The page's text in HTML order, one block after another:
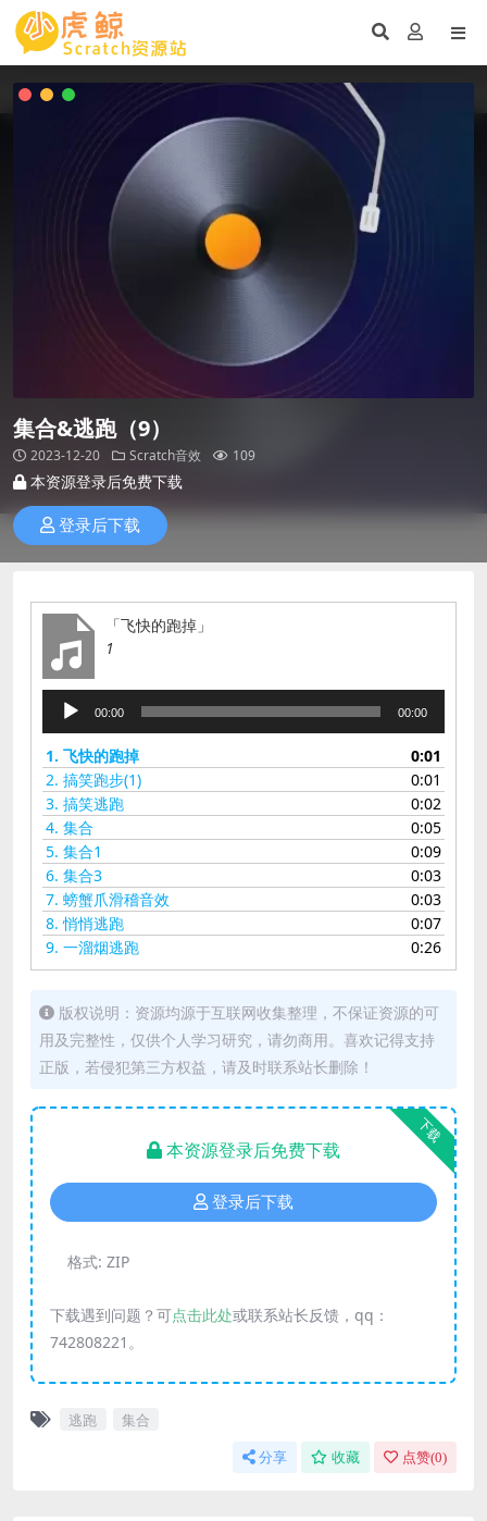
集合&逃跑（9）
2023-12-20 Scratch音效 109
本资源登录后免费下载
登录后下载
「飞快的跑掉」
1
播
放
器
00:00 00:00
1. 飞快的跑掉
0:01
2. 搞笑跑步(1)
0:01
3. 搞笑逃跑
0:02
4. 集合
0:05
5. 集合1
0:09
6. 集合3
0:03
7. 螃蟹爪滑稽音效
0:03
8.悄悄逃跑
0:07
9. 一溜烟逃跑 0:26
版权说明：资源均源于互联网收集整理，不保证资源的可
用及完整性，仅供个人学习研究，请勿商用。喜欢记得支持
正版，若侵犯第三方权益，请及时联系站长删除！
下载
本资源登录后免费下载
登录后下载
格式: ZIP
下载遇到问题？可点击此处或联系站长反馈，qq：
742808221。
逃跑 集合
分享 收藏 点赞(0)